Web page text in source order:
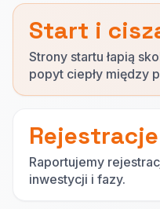
Start i
Strony startu łapią
popyt ciepły między
Rejestracje
Raportujemy
inwestycji i fazy.